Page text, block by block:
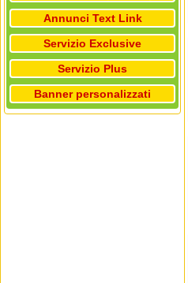
Annunci Text Link
Servizio Exclusive
Servizio Plus
Banner personalizzati